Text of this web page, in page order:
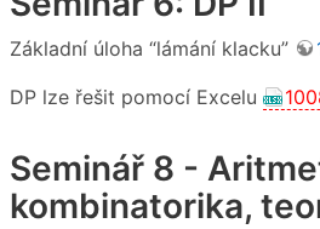
Základní úloha “lámání klacku”
DP lze řešit pomocí Excelu
Seminář 8 -
kombinatorika,